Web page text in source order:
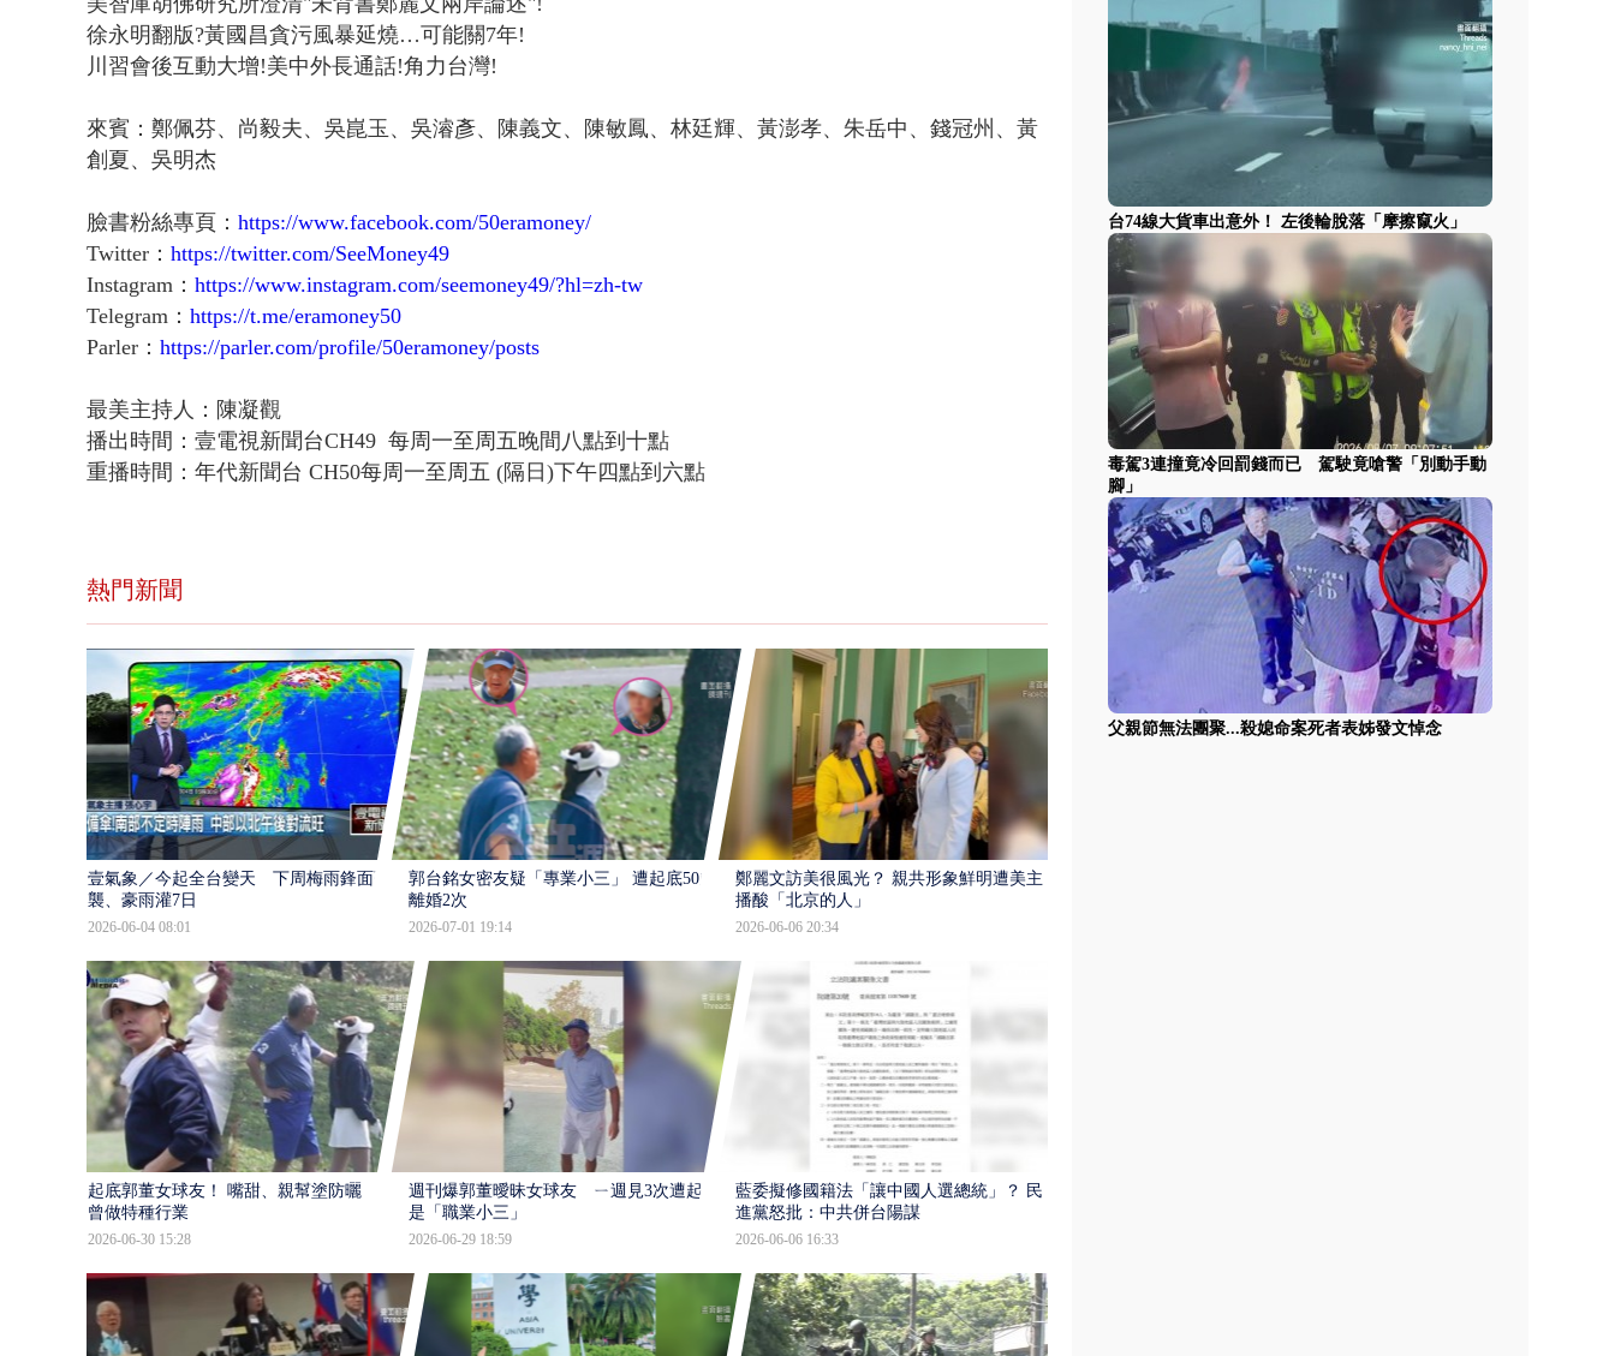
徐永明翻版?黃國昌貪污風暴延燒…可能關7年!
川習會後互動大增!美中外長通話!角力台灣!
來賓：鄭佩芬、尚毅夫、吳崑玉、吳濬彥、陳義文、陳敏鳳、林廷輝、黃澎孝、朱岳中、 錢冠州、黃
創夏、吳明杰
臉書粉絲專頁： https://www.facebook.com/50eramoney/
Twitter： https://twitter.com/SeeMoney49
Instagram： https://www.instagram.com/seemoney49/?hl=zh-tw
Telegram： https://t.me/eramoney50
Parler： https://parler.com/profile/50eramoney/posts
最美主持人：陳凝觀
播出時間：壹電視新聞台CH49 每周一至周五晚間八點到十點
重播時間：年代新聞台 CH50每周一至周五 (隔日)下午四點到六點
熱門新聞
壹氣象／今起全台變天 下周梅雨鋒面強
襲、豪雨灌7日
2026-06-04 08:01
郭台銘女密友疑「專業小三」 遭起底50歲
離婚2次
2026-07-01 19:14
鄭麗文訪美很風光？ 親共形象鮮明遭美主
播酸「北京的人」
2026-06-06 20:34
起底郭董女球友！ 嘴甜、親幫塗防曬 傳
曾做特種行業
2026-06-30 15:28
週刊爆郭董曖昧女球友 ㄧ週見3次遭起底
是「職業小三」
2026-06-29 18:59
藍委擬修國籍法「讓中國人選總統」？ 民
進黨怒批：中共併台陽謀
2026-06-06 16:33
台74線大貨車出意外！ 左後輪脫落「摩擦竄火」
毒駕3連撞竟冷回罰錢而已 駕駛竟嗆警「別動手動
腳」
父親節無法團聚...殺媳命案死者表姊發文悼念